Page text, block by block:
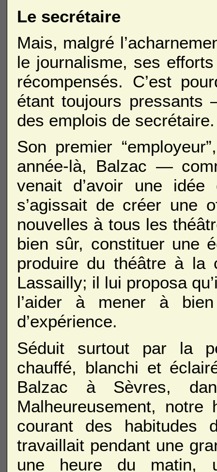
Le secrétaire
Mais, malgré
le journalisme, ses
récompensés. C’est
étant toujours
des emplois de secrétaire.
Son premier
année-là, Balzac —
venait d’avoir une
s’agissait de créer une
nouvelles à tous les
bien sûr, constituer une
produire du théâtre à la
Lassailly; il lui proposa
l’aider à mener à
d’expérience.
Séduit surtout par la
chauffé, blanchi et
Balzac à Sèvres,
Malheureusement,
courant des habitudes
travaillait pendant une
une heure du matin,